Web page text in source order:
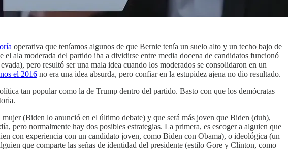
operativa que teníamos algunos de que Bernie tenía un suelo alto y un techo bajo de
ala moderada del partido iba a dividirse entre media docena de candidatos funcionó
pero resultó ser una mala idea cuando los moderados se consolidaron en un
el 2016 no era una idea absurda, pero confiar en la estupidez ajena no dio resultado.
tan popular como la de Trump dentro del partido. Basto con que los demócratas
(Biden lo anunció en el último debate) y que será más joven que Biden (duh),
pero normalmente hay dos posibles estrategias. La primera, es escoger a alguien que
con experiencia con un candidato joven, como Biden con Obama), o ideológica (un
que comparte las señas de identidad del presidente (estilo Gore y Clinton, como